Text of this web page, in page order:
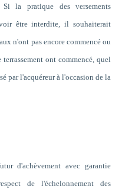
la pratique des versements
être interdite, il souhaiterait
n'ont pas encore commencé ou
ont commencé, quel
par l'acquéreur à l'occasion de la
d'achèvement avec garantie
de l'échelonnement des